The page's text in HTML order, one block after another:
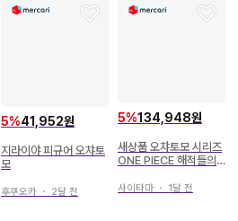
5%41,952원
지라이야 피규어 오챠토
모
후쿠오카 ・ 2달 전
5%134,948원
새상품 오챠토모 시리즈
ONE PIECE 해적들의
사이타마 ・ 1달 전